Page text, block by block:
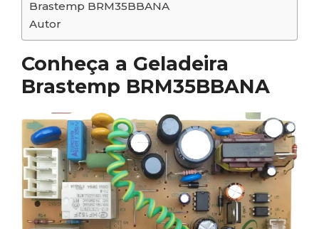
Brastemp BRM35BBANA
Autor
Conheça a Geladeira
Brastemp BRM35BBANA